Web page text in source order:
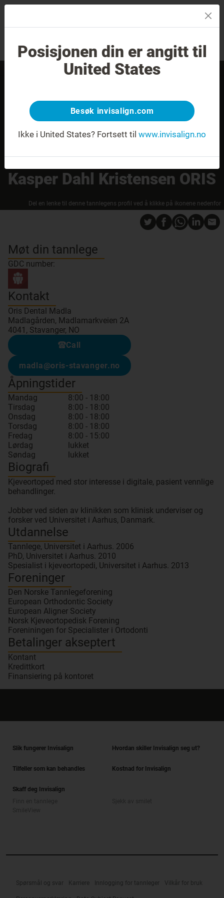
Sjekk av smilet Finn en tannlege
Kasper Dahl Kristensen ORIS
Del en lenke til denne tannlegens profil ved å klikke på ikonene nedenfor
Møt din tannlege
GDC number:
Kontakt
Oris Dental Madla
Madlagården, Madlamarkveien 2A
4041, Stavanger, NO
Call
madla@oris-stavanger.no
Åpningstider
Mandag
8:00 - 18:00
Tirsdag
8:00 - 18:00
Onsdag
8:00 - 18:00
Torsdag
8:00 - 18:00
Fredag
8:00 - 15:00
Lørdag
lukket
Søndag
lukket
Biografi
Kjeveortoped med stor interesse i digitale, pasient vennlige
behandlinger.
Jobber ved siden av klinikken som klinisk underviser og
forsker ved Universitet i Aarhus, Danmark.
Utdannelse
Tannlege, Universitet i Aarhus. 2006
PhD, Universitet i Aarhus. 2010
Spesialist i kjeveortopedi, Universitet i Aarhus. 2013
Foreninger
Den Norske Tannlegeforening
European Orthodontic Society
European Aligner Society
Norsk Kjeveortopedisk Forening
Foreniningen for Specialister i Ortodonti
Betalinger akseptert
Kontant
Kredittkort
Finansiering på kontoret
Slik fungerer Invisalign Hvordan skiller Invisalign seg ut?
Tilfeller som kan behandles Kostnad for Invisalign
Skaff deg Invisalign
Spørsmål og svar Karriere Innlogging for tannleger Vilkår for bruk
Posisjonen din er angitt til
United States
Besøk invisalign.com
Ikke i United States? Fortsett til www.invisalign.no